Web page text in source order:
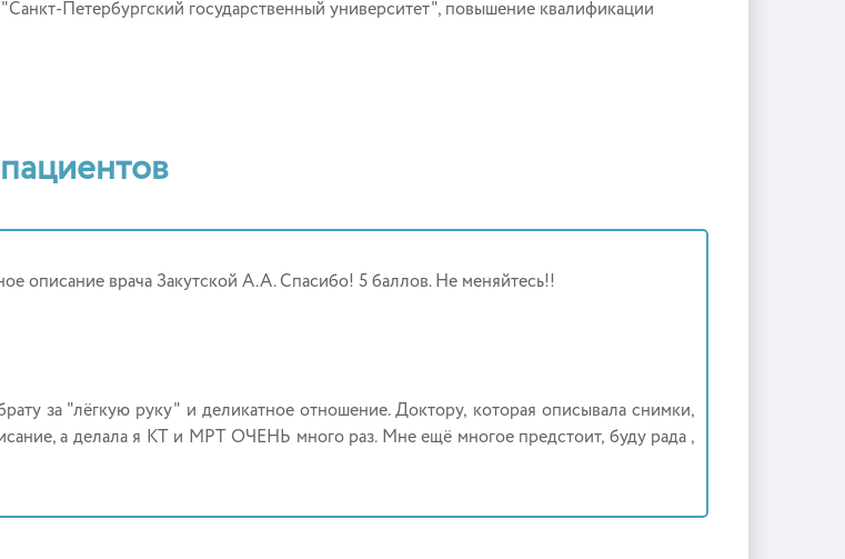
Петербургский государственный университет", повышение квалификации
описание врача Закутской А.А. Спасибо! 5 баллов. Не меняйтесь!!
за "лёгкую руку" и деликатное отношение. Доктору, которая описывала снимки,
а делала я КТ и МРТ ОЧЕНЬ много раз. Мне ещё многое предстоит, буду рада ,